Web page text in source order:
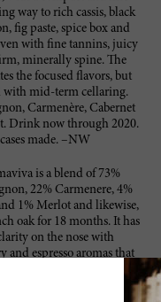
way to rich cassis, black
fig paste, spice box and
with fine tannins, juicy
minerally spine. The
the focused flavors, but
with mid-term cellaring.
Carmenère, Cabernet
Drink now through 2020.
made. –NW
is a blend of 73%
22% Carmenere, 4%
1% Merlot and likewise,
oak for 18 months. It has
on the nose with
and espresso aromas that